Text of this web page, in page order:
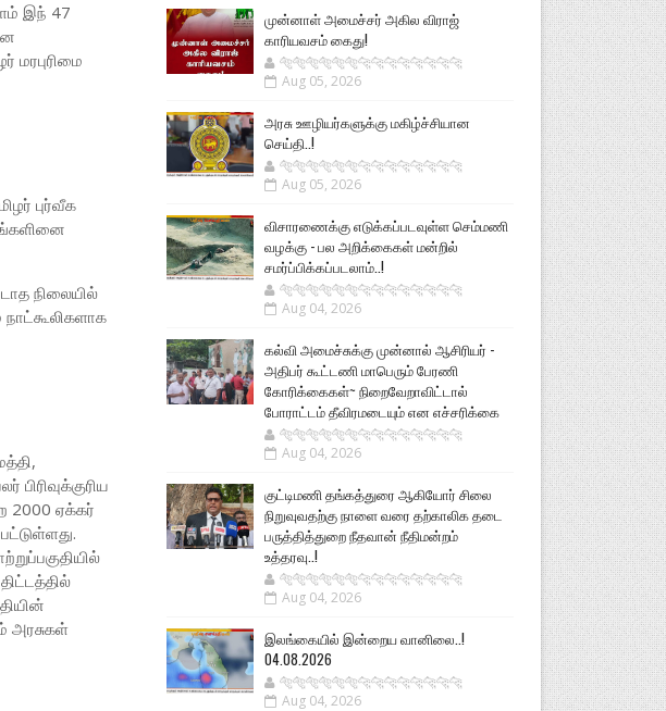
இந் 47
புர்வீக
நிலையில்
2000 ஏக்கர்
அரசுகள்
முன்னாள் அமைச்சர் அகில விராஜ்
காரியவசம் கைது!
🐅🐅🐅🐅🐅🐅🐆🐆🐆🐆🐆🐆🐆🐆
Aug 05, 2026
அரசு ஊழியர்களுக்கு மகிழ்ச்சியான
செய்தி..!
🐅🐅🐅🐅🐅🐅🐆🐆🐆🐆🐆🐆🐆🐆
Aug 05, 2026
விசாரணைக்கு எடுக்கப்படவுள்ள செம்மணி
வழக்கு - பல அறிக்கைகள் மன்றில்
சமர்ப்பிக்கப்படலாம்..!
🐅🐅🐅🐅🐅🐅🐆🐆🐆🐆🐆🐆🐆🐆
Aug 04, 2026
கல்வி அமைச்சுக்கு முன்னால் ஆசிரியர் -
அதிபர் கூட்டணி மாபெரும் பேரணி
கோரிக்கைகள்~ நிறைவேறாவிட்டால்
போராட்டம் தீவிரமடையும் என எச்சரிக்கை
🐅🐅🐅🐅🐅🐅🐆🐆🐆🐆🐆🐆🐆🐆
Aug 04, 2026
குட்டிமணி தங்கத்துரை ஆகியோர் சிலை
நிறுவுவதற்கு நாளை வரை தற்காலிக தடை
பருத்தித்துறை நீதவான் நீதிமன்றம்
உத்தரவு..!
🐅🐅🐅🐅🐅🐅🐆🐆🐆🐆🐆🐆🐆🐆
Aug 04, 2026
இலங்கையில் இன்றைய வானிலை..!
04.08.2026
🐅🐅🐅🐅🐅🐅🐆🐆🐆🐆🐆🐆🐆🐆
Aug 04, 2026